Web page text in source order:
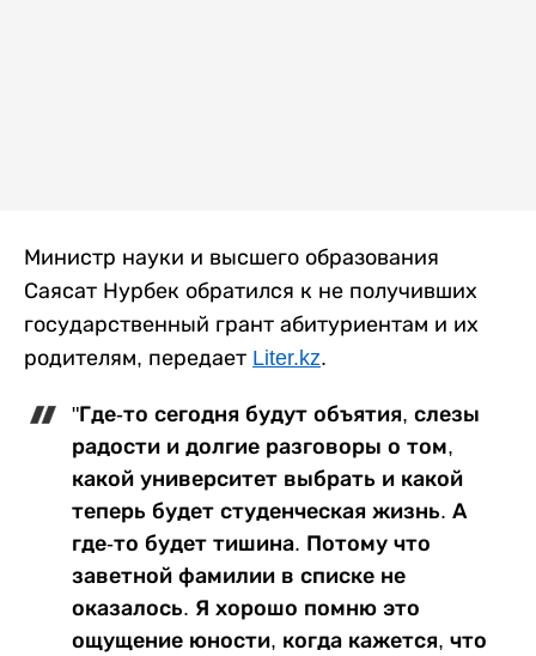
Министр науки и высшего образования
Саясат Нурбек обратился к не получивших
государственный грант абитуриентам и их
родителям, передает Liter.kz.
"Где-то сегодня будут объятия, слезы
радости и долгие разговоры о том,
какой университет выбрать и какой
теперь будет студенческая жизнь. А
где-то будет тишина. Потому что
заветной фамилии в списке не
оказалось. Я хорошо помню это
ощущение юности, когда кажется, что